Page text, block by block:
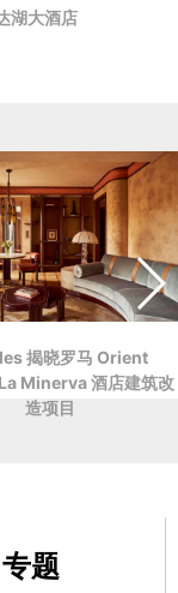
湖大酒店
揭晓罗马 Orient
Minerva 酒店建筑改
造项目
题